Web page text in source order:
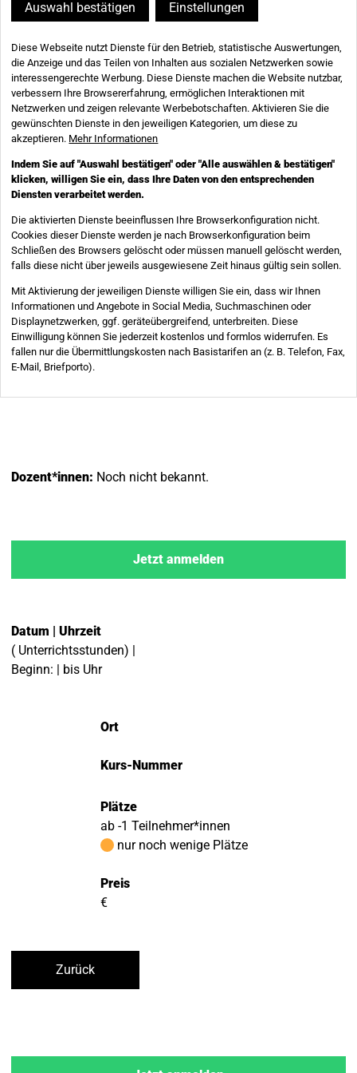
Dozent*innen: Noch nicht bekannt.
Jetzt anmelden
Datum | Uhrzeit
( Unterrichtsstunden) |
Beginn: | bis Uhr
Ort
Kurs-Nummer
Plätze
ab -1 Teilnehmer*innen
nur noch wenige Plätze
Preis
€
Zurück